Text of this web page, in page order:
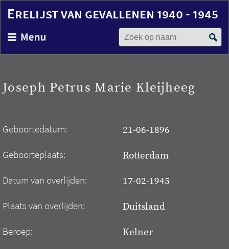
en
gaan
Erelijst van gevallenen 1940 - 1945
Zoek op naam
Joseph Petrus Marie Kleijheeg
Geboortedatum: 21-06-1896
Geboorteplaats: Rotterdam
Datum van overlijden: 17-02-1945
Plaats van overlijden: Duitsland
Beroep: Kelner